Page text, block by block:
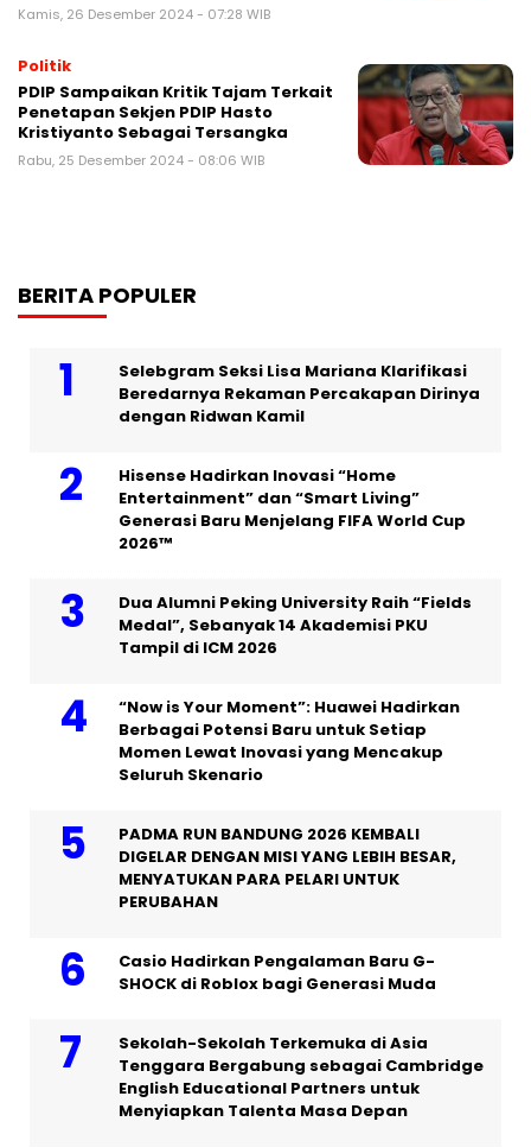
Kamis, 26 Desember 2024 - 07:28 WIB
Politik
PDIP Sampaikan Kritik Tajam Terkait
Penetapan Sekjen PDIP Hasto
Kristiyanto Sebagai Tersangka
Rabu, 25 Desember 2024 - 08:06 WIB
BERITA POPULER
Selebgram Seksi Lisa Mariana Klarifikasi
Beredarnya Rekaman Percakapan Dirinya
dengan Ridwan Kamil
Hisense Hadirkan Inovasi “Home
Entertainment” dan “Smart Living”
Generasi Baru Menjelang FIFA World Cup
2026™
Dua Alumni Peking University Raih “Fields
Medal”, Sebanyak 14 Akademisi PKU
Tampil di ICM 2026
“Now is Your Moment”: Huawei Hadirkan
Berbagai Potensi Baru untuk Setiap
Momen Lewat Inovasi yang Mencakup
Seluruh Skenario
PADMA RUN BANDUNG 2026 KEMBALI
DIGELAR DENGAN MISI YANG LEBIH BESAR,
MENYATUKAN PARA PELARI UNTUK
PERUBAHAN
Casio Hadirkan Pengalaman Baru G-
SHOCK di Roblox bagi Generasi Muda
Sekolah-Sekolah Terkemuka di Asia
Tenggara Bergabung sebagai Cambridge
English Educational Partners untuk
Menyiapkan Talenta Masa Depan